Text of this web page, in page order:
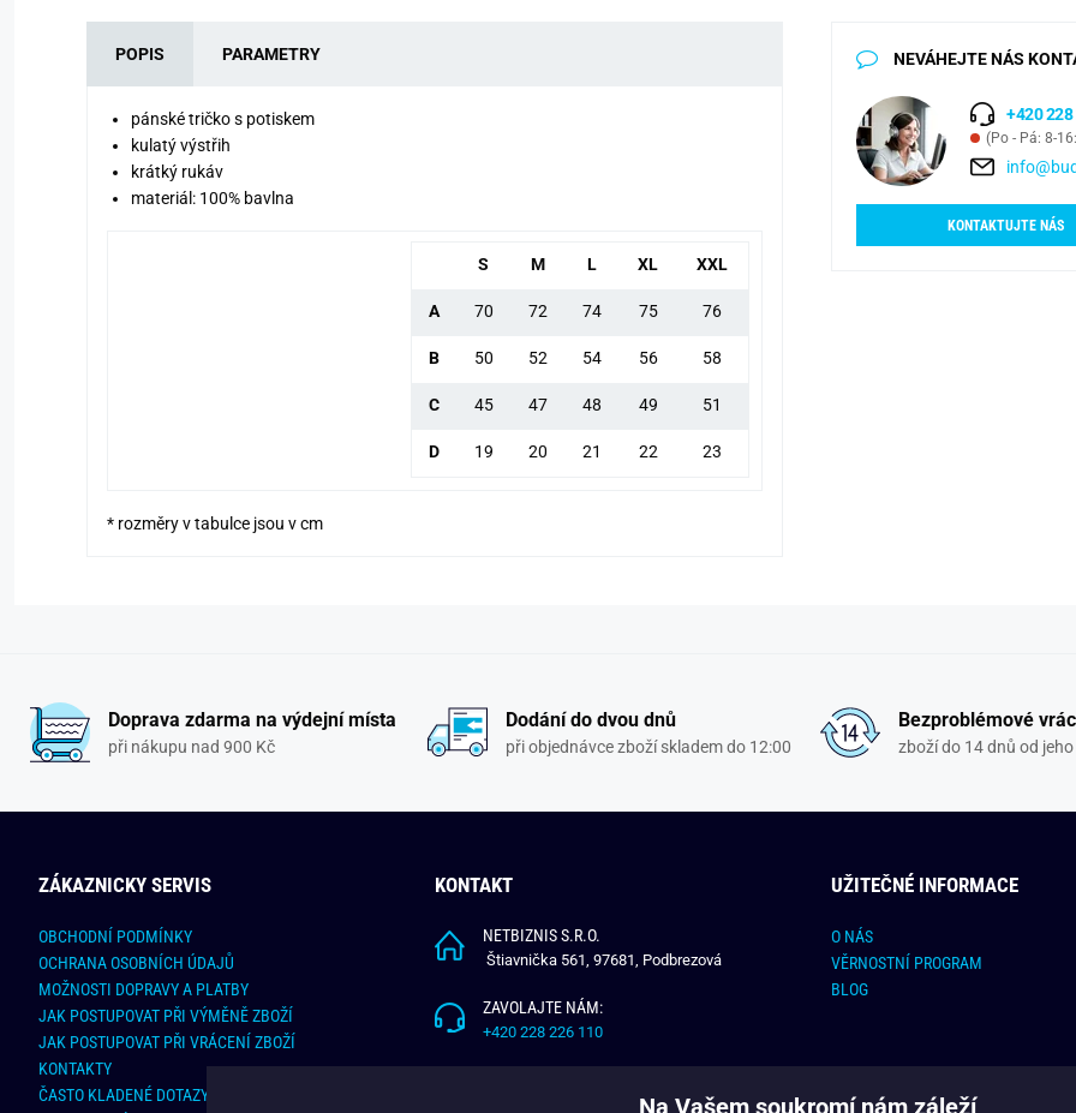
POPIS PARAMETRY
pánské tričko s potiskem
kulatý výstřih
krátký rukáv
materiál: 100% bavlna
S M L XL XXL
A 70 72 74 75 76
B 50 52 54 56 58
C 45 47 48 49 51
D 19 20 21 22 23
* rozměry v tabulce jsou v cm
NEVÁHEJTE NÁS
+420 228
(Po - Pá: 8-
KONTAKTUJTE NÁS
Doprava zdarma na výdejní místa
při nákupu nad 900 Kč
Dodání do dvou dnů
při objednávce zboží skladem do 12:00
Bezproblémové
zboží do 14 dnů od
ZÁKAZNICKY SERVIS
OBCHODNÍ PODMÍNKY
OCHRANA OSOBNÍCH ÚDAJŮ
MOŽNOSTI DOPRAVY A PLATBY
JAK POSTUPOVAT PŘI VÝMĚNĚ ZBOŽÍ
JAK POSTUPOVAT PŘI VRÁCENÍ ZBOŽÍ
KONTAKTY
ČASTO KLADENÉ DOTAZY
KONTAKT
NETBIZNIS S.R.O.
Štiavnička 561, 97681, Podbrezová
ZAVOLAJTE NÁM:
+420 228 226 110
UŽITEČNÉ INFORMACE
O NÁS
VĚRNOSTNÍ PROGRAM
BLOG
Na Vašem soukromí nám záleží